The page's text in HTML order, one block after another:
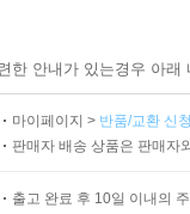
한 안내가 있는경우 아
마이페이지 > 반품/교환 신
판매자 배송 상품은 판매자
출고 완료 후 10일 이내의